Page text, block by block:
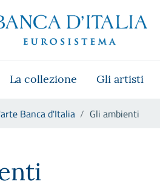
La collezione Gli artisti
Banca d'Italia Gli ambienti